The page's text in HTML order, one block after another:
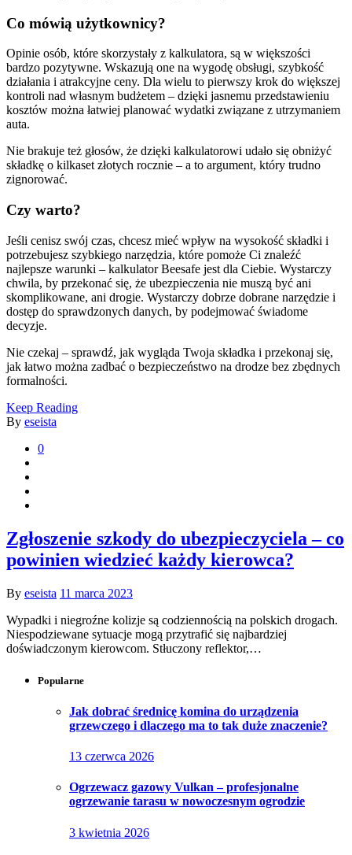
Co mówią użytkownicy?
Opinie osób, które skorzystały z kalkulatora, są w większości
bardzo pozytywne. Wskazują one na wygodę obsługi, szybkość
działania i atrakcyjne ceny. Dla wielu to pierwszy krok do większej
kontroli nad własnym budżetem – dzięki jasnemu przedstawieniu
kosztów można łatwiej planować wydatki związane z utrzymaniem
auta.
Nie brakuje też głosów, że dzięki kalkulatorowi udało się obniżyć
składkę o kilkaset złotych rocznie – a to argument, który trudno
zignorować.
Czy warto?
Jeśli cenisz swój czas, chcesz mieć wpływ na wysokość składki i
potrzebujesz szybkiego narzędzia, które pomoże Ci znaleźć
najlepsze warunki – kalkulator Beesafe jest dla Ciebie. Wystarczy
chwila, by przekonać się, że ubezpieczenia nie muszą być ani
skomplikowane, ani drogie. Wystarczy dobrze dobrane narzędzie i
dostęp do sprawdzonych danych, by podejmować świadome
decyzje.
Nie czekaj – sprawdź, jak wygląda Twoja składka i przekonaj się,
jak łatwo można zadbać o bezpieczeństwo na drodze bez zbędnych
formalności.
Keep Reading
By eseista
0
Zgłoszenie szkody do ubezpieczyciela – co
powinien wiedzieć każdy kierowca?
By eseista 11 marca 2023
Wypadki i niegroźne kolizje są codziennością na polskich drogach.
Niespodziewane sytuacje mogą przytrafić się najbardziej
doświadczonym kierowcom. Stłuczony reflektor,…
Popularne
Jak dobrać średnicę komina do urządzenia
grzewczego i dlaczego ma to tak duże znaczenie?
13 czerwca 2026
Ogrzewacz gazowy Vulkan – profesjonalne
ogrzewanie tarasu w nowoczesnym ogrodzie
3 kwietnia 2026